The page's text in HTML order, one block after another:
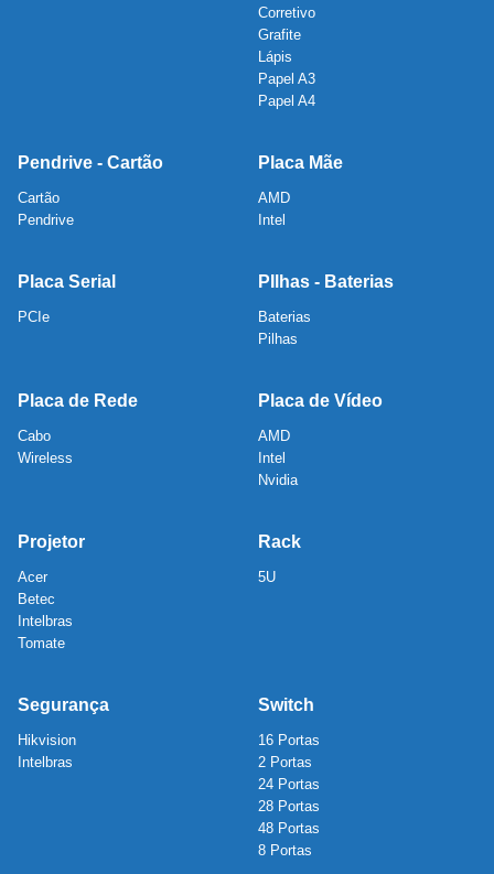
Corretivo
Grafite
Lápis
Papel A3
Papel A4
Pendrive - Cartão
Cartão
Pendrive
Placa Mãe
AMD
Intel
Placa Serial
PCIe
PIlhas - Baterias
Baterias
Pilhas
Placa de Rede
Cabo
Wireless
Placa de Vídeo
AMD
Intel
Nvidia
Projetor
Acer
Betec
Intelbras
Tomate
Rack
5U
Segurança
Hikvision
Intelbras
Switch
16 Portas
2 Portas
24 Portas
28 Portas
48 Portas
8 Portas